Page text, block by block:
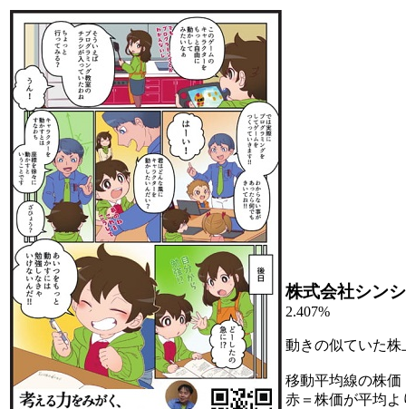
株式会社シン
2.407%
動きの似ていた
移動平均線の株価
赤＝株価が平均